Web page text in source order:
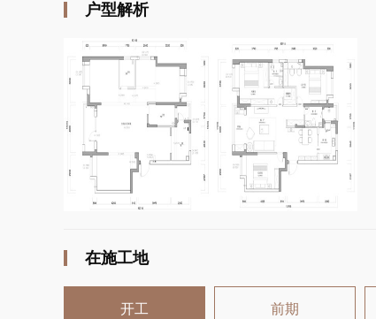
户型解析
在施工地
开工 前期